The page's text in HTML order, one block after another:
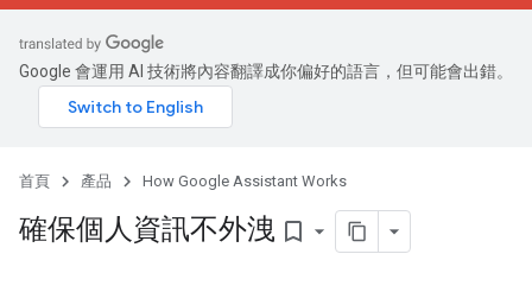
Google 會運用 AI 技術將內容翻譯成你偏好的語言，但可能會出錯。
首頁 產品 How Google Assistant Works
確保個人資訊不外洩 bookmark_border